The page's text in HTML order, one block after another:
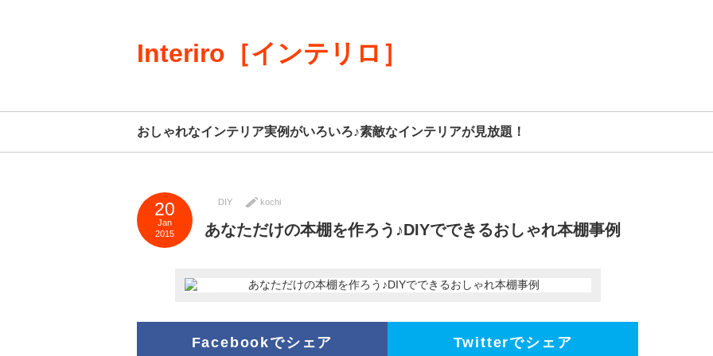
Interiro［インテリロ］
おしゃれなインテリア実例がいろいろ♪素敵なインテリアが見放題！
20
Jan
2015
DIY kochi
あなただけの本棚を作ろう♪DIYでできるおしゃれ本棚事例
Facebookでシェア Twitterでシェア